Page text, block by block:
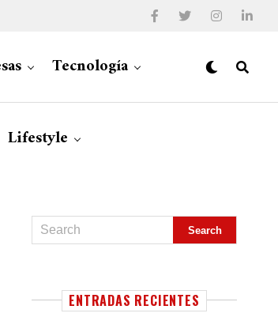
Tecnología
Lifestyle
ENTRADAS RECIENTES